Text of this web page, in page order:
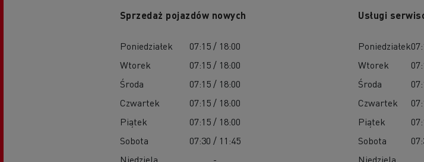
Sprzedaż pojazdów nowych
Poniedziałek
07:15 / 18:00
Wtorek
07:15 / 18:00
Środa
07:15 / 18:00
Czwartek
07:15 / 18:00
Piątek
07:15 / 18:00
Sobota
07:30 / 11:45
Niedziela
-
Usługi
Poniedziałek
Wtorek
Środa
Czwartek
Piątek
Sobota
Niedziela